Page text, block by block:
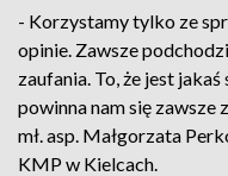
- Korzystamy tylko ze
opinie. Zawsze
zaufania. To, że jest
powinna nam się zawsze
mł. asp. Małgorzata
KMP w Kielcach.